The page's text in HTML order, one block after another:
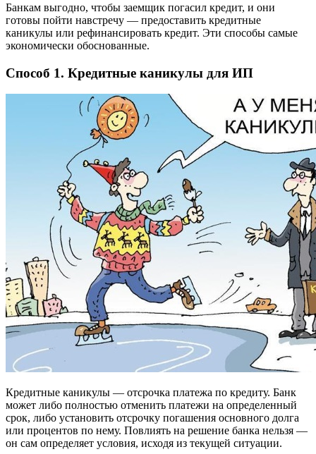
Банкам выгодно, чтобы заемщик погасил кредит, и они
готовы пойти навстречу — предоставить кредитные
каникулы или рефинансировать кредит. Эти способы самые
экономически обоснованные.
Способ 1. Кредитные каникулы для ИП
Кредитные каникулы — отсрочка платежа по кредиту. Банк
может либо полностью отменить платежи на определенный
срок, либо установить отсрочку погашения основного долга
или процентов по нему. Повлиять на решение банка нельзя —
он сам определяет условия, исходя из текущей ситуации.